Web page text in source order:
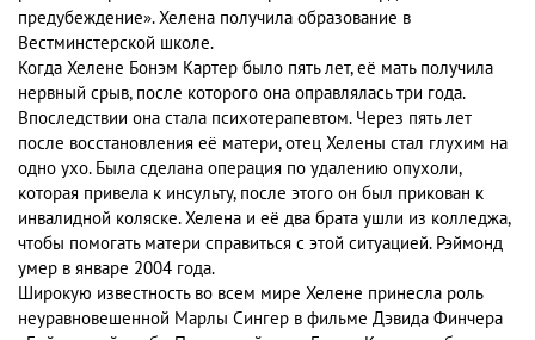
предубеждение». Хелена получила образование в
Вестминстерской школе.
Когда Хелене Бонэм Картер было пять лет, её мать получила
нервный срыв, после которого она оправлялась три года.
Впоследствии она стала психотерапевтом. Через пять лет
после восстановления её матери, отец Хелены стал глухим на
одно ухо. Была сделана операция по удалению опухоли,
которая привела к инсульту, после этого он был прикован к
инвалидной коляске. Хелена и её два брата ушли из колледжа,
чтобы помогать матери справиться с этой ситуацией. Рэймонд
умер в январе 2004 года.
Широкую известность во всем мире Хелене принесла роль
неуравновешенной Марлы Сингер в фильме Дэвида Финчера